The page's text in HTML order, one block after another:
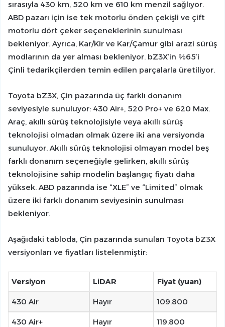
sırasıyla 430 km, 520 km ve 610 km menzil sağlıyor.
ABD pazarı için ise tek motorlu önden çekişli ve çift
motorlu dört çeker seçeneklerinin sunulması
bekleniyor. Ayrıca, Kar/Kir ve Kar/Çamur gibi arazi sürüş
modlarının da yer alması bekleniyor. bZ3X’in %65’i
Çinli tedarikçilerden temin edilen parçalarla üretiliyor.
Toyota bZ3X, Çin pazarında üç farklı donanım
seviyesiyle sunuluyor: 430 Air+, 520 Pro+ ve 620 Max.
Araç, akıllı sürüş teknolojisiyle veya akıllı sürüş
teknolojisi olmadan olmak üzere iki ana versiyonda
sunuluyor. Akıllı sürüş teknolojisi olmayan model beş
farklı donanım seçeneğiyle gelirken, akıllı sürüş
teknolojisine sahip modelin başlangıç fiyatı daha
yüksek. ABD pazarında ise “XLE” ve “Limited” olmak
üzere iki farklı donanım seviyesinin sunulması
bekleniyor.
Aşağıdaki tabloda, Çin pazarında sunulan Toyota bZ3X
versiyonları ve fiyatları listelenmiştir:
Versiyon LiDAR Fiyat (yuan)
430 Air Hayır 109.800
430 Air+ Hayır 119.800